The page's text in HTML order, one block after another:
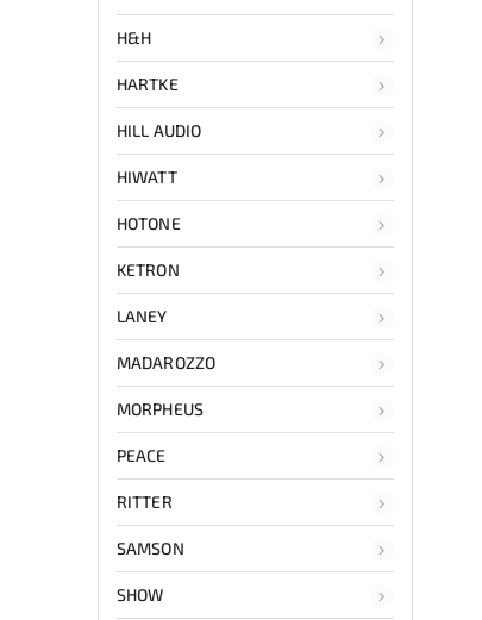
H&H
HARTKE
HILL AUDIO
HIWATT
HOTONE
KETRON
LANEY
MADAROZZO
MORPHEUS
PEACE
RITTER
SAMSON
SHOW